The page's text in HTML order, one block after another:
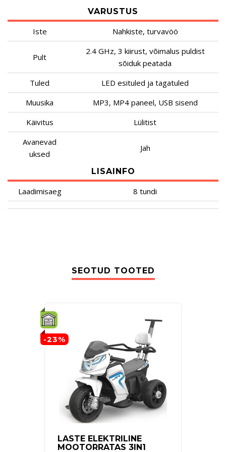
VARUSTUS
Iste Nahkiste, turvavöö
Pult
2.4 GHz, 3 kiirust, võimalus puldist
sõiduk peatada
Tuled
LED esituled ja tagatuled
Muusika
MP3, MP4 paneel, USB sisend
Käivitus
Lülitist
Avanevad
uksed
Jah
LISAINFO
Laadimisaeg 8 tundi
SEOTUD TOOTED
-23%
LASTE ELEKTRILINE
MOOTORRATAS 3IN1